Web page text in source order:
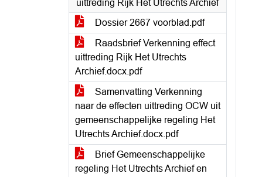
uittreding Rijk Het Utrechts Archief
Dossier 2667 voorblad.pdf
Raadsbrief Verkenning effect
uittreding Rijk Het Utrechts
Archief.docx.pdf
Samenvatting Verkenning
naar de effecten uittreding OCW uit
gemeenschappelijke regeling Het
Utrechts Archief.docx.pdf
Brief Gemeenschappelijke
regeling Het Utrechts Archief en